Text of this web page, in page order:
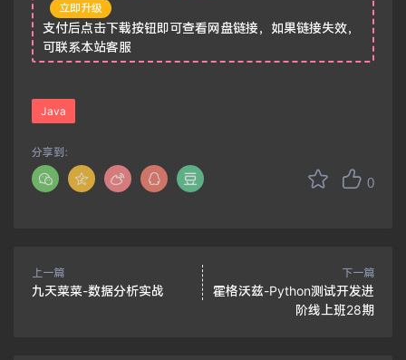
立即升级
支付后点击下载按钮即可查看网盘链接，如果链接失效，
可联系本站客服
Java
0
分享到：
上一篇
九天菜菜-数据分析实战
下一篇
霍格沃兹-Python测试开发进
阶线上班28期